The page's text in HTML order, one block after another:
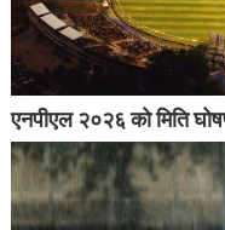
एनपीएल २०२६ को मिति